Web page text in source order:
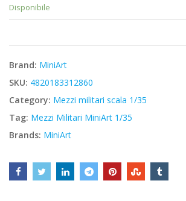
Disponibile
Brand: MiniArt
SKU: 4820183312860
Category: Mezzi militari scala 1/35
Tag: Mezzi Militari MiniArt 1/35
Brands: MiniArt